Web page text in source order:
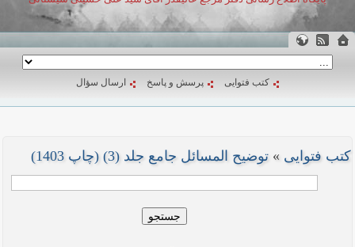
کتب فتوایی پرسش و پاسخ ارسال سؤال
کتب فتوایی » توضیح المسائل جامع جلد (3) (چاپ 1403)
جستجو